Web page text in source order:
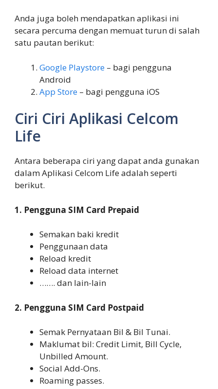
Anda juga boleh mendapatkan aplikasi ini
secara percuma dengan memuat turun di salah
satu pautan berikut:
Google Playstore – bagi pengguna
Android
App Store – bagi pengguna iOS
Ciri Ciri Aplikasi Celcom
Life
Antara beberapa ciri yang dapat anda gunakan
dalam Aplikasi Celcom Life adalah seperti
berikut.
1. Pengguna SIM Card Prepaid
Semakan baki kredit
Penggunaan data
Reload kredit
Reload data internet
……. dan lain-lain
2. Pengguna SIM Card Postpaid
Semak Pernyataan Bil & Bil Tunai.
Maklumat bil: Credit Limit, Bill Cycle,
Unbilled Amount.
Social Add-Ons.
Roaming passes.